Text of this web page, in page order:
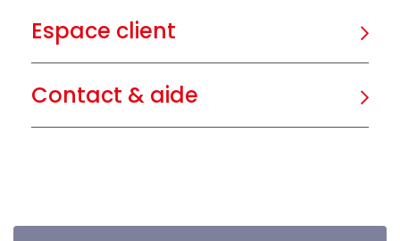
Espace client
Contact & aide